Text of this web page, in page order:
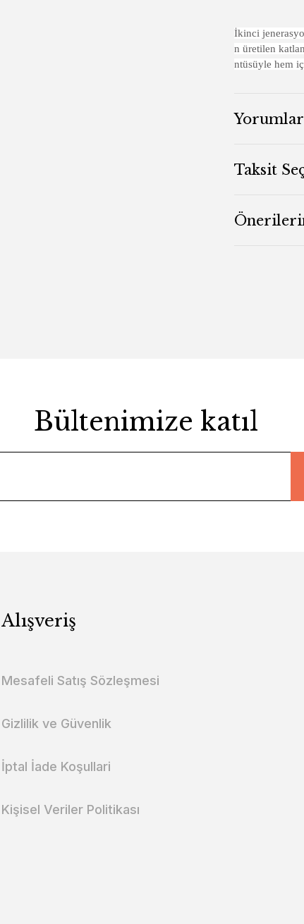
İkinci
n üretilen
ntüsüyle hem
Yorumlar
Taksit
Bültenimize katıl
Alışveriş
Mesafeli Satış Sözleşmesi
Gizlilik ve Güvenlik
İptal İade Koşullari
Kişisel Veriler Politikası